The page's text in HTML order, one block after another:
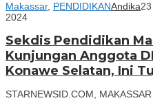
Makassar, PENDIDIKANAndika
2024
Sekdis Pendidikan
Kunjungan Anggota
Konawe Selatan, Ini
STARNEWSID.COM,